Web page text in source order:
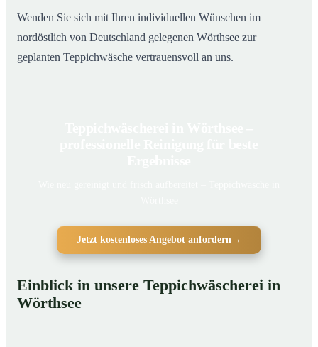
Wenden Sie sich mit Ihren individuellen Wünschen im
nordöstlich von Deutschland gelegenen Wörthsee zur
geplanten Teppichwäsche vertrauensvoll an uns.
Jetzt kostenloses Angebot anfordern →
Einblick in unsere Teppichwäscherei in
Wörthsee